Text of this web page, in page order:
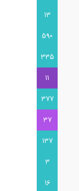
13
590
335
11
377
37
137
3
16